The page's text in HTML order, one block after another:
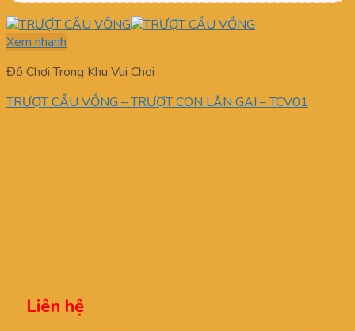
Xem nhanh
Đồ Chơi Trong Khu Vui Chơi
TRƯỢT CẦU VỒNG – TRƯỢT CON LĂN GAI – TCV01
Liên hệ